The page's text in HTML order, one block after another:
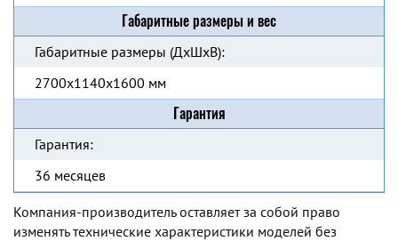
Габаритные размеры и вес
Габаритные размеры (ДхШхВ):
2700х1140х1600 мм
Гарантия
Гарантия:
36 месяцев
Компания-производитель оставляет за собой право
изменять технические характеристики моделей без